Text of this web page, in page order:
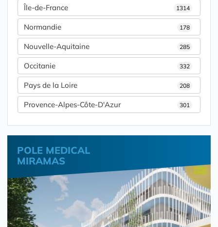
Île-de-France 1314
Normandie 178
Nouvelle-Aquitaine 285
Occitanie 332
Pays de la Loire 208
Provence-Alpes-Côte-D'Azur 301
POLE MEDICAL
MIRAMAS